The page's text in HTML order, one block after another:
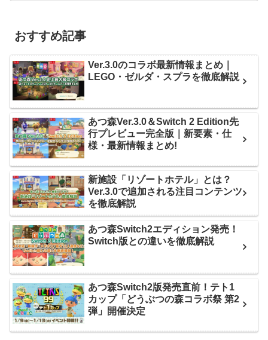
おすすめ記事
Ver.3.0のコラボ最新情報まとめ｜
LEGO・ゼルダ・スプラを徹底解説
あつ森Ver.3.0＆Switch 2 Edition先
行プレビュー完全版｜新要素・仕
様・最新情報まとめ!
新施設「リゾートホテル」とは？
Ver.3.0で追加される注目コンテンツ
を徹底解説
あつ森Switch2エディション発売！
Switch版との違いを徹底解説
あつ森Switch2版発売直前！テト1
カップ「どうぶつの森コラボ祭 第2
弾」開催決定